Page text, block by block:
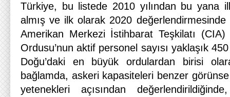
Türkiye, bu listede 2010 yılından bu yana
almış ve ilk olarak 2020 değerlendirmesinde
Amerikan Merkezi İstihbarat Teşkilatı (CIA)
Ordusu’nun aktif personel sayısı yaklaşık
Doğu’daki en büyük ordulardan birisi
bağlamda, askeri kapasiteleri benzer
yetenekleri açısından